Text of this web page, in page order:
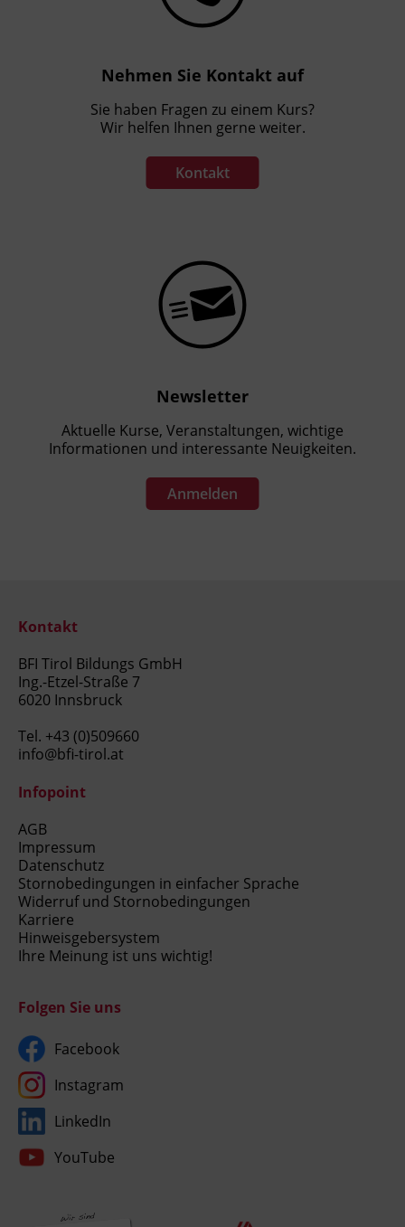
Nehmen Sie Kontakt auf
Sie haben Fragen zu einem Kurs?
Wir helfen Ihnen gerne weiter.
Kontakt
Newsletter
Aktuelle Kurse, Veranstaltungen, wichtige
Informationen und interessante Neuigkeiten.
Anmelden
Kontakt
BFI Tirol Bildungs GmbH
Ing.-Etzel-Straße 7
6020 Innsbruck
Tel. +43 (0)509660
info@bfi-tirol.at
Infopoint
AGB
Impressum
Datenschutz
Stornobedingungen in einfacher Sprache
Widerruf und Stornobedingungen
Karriere
Hinweisgebersystem
Ihre Meinung ist uns wichtig!
Folgen Sie uns
Facebook
Instagram
LinkedIn
YouTube